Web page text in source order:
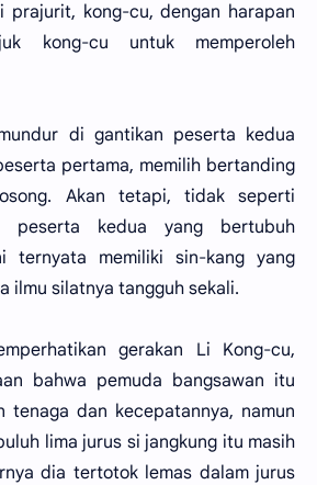
prajurit, kong-cu, dengan harapan
kong-cu untuk memperoleh
di gantikan peserta kedua
pertama, memilih bertanding
Akan tetapi, tidak seperti
peserta kedua yang bertubuh
ternyata memiliki sin-kang yang
ilmu silatnya tangguh sekali.
gerakan Li Kong-cu,
bahwa pemuda bangsawan itu
tenaga dan kecepatannya, namun
lima jurus si jangkung itu masih
dia tertotok lemas dalam jurus